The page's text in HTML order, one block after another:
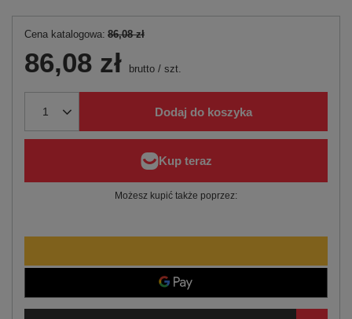
Cena katalogowa: 86,08 zł
86,08 zł brutto / szt.
Dodaj do koszyka
Możesz kupić także poprzez: